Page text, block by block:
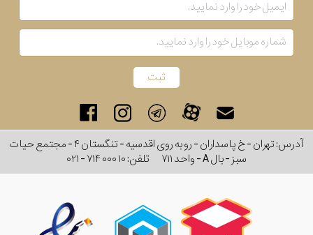
آدرس: تهران - خ پاسداران - رو به روی اقدسیه - تنگستان ۴ - مجتمع حیات
سبز - بال A - واحد ۷۱۱
تلفن:۰۲۱ - ۷۱۴ ۰۰۰ ۱۰